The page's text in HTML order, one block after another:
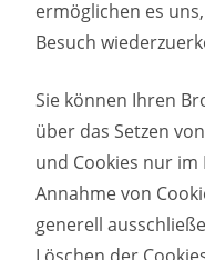
ermöglichen es
Besuch
Sie können Ihren
über das Setzen
und Cookies nur im
Annahme von
generell